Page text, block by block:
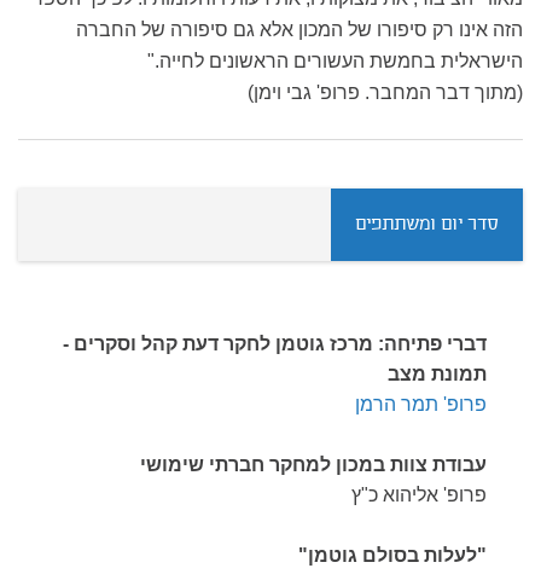
הזה אינו רק סיפורו של המכון אלא גם סיפורה של החברה
הישראלית בחמשת העשורים הראשונים לחייה."
(מתוך דבר המחבר. פרופ' גבי וימן)
סדר יום ומשתתפים
דברי פתיחה: מרכז גוטמן לחקר דעת קהל וסקרים -
תמונת מצב
פרופ' תמר הרמן
עבודת צוות במכון למחקר חברתי שימושי
פרופ' אליהוא כ"ץ
"לעלות בסולם גוטמן"